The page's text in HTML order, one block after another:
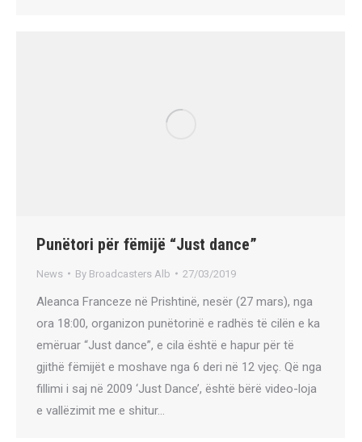
Punëtori për fëmijë “Just dance”
News By Broadcasters Alb 27/03/2019
Aleanca Franceze në Prishtinë, nesër (27 mars), nga
ora 18:00, organizon punëtorinë e radhës të cilën e ka
emëruar “Just dance”, e cila është e hapur për të
gjithë fëmijët e moshave nga 6 deri në 12 vjeç. Që nga
fillimi i saj në 2009 ‘Just Dance’, është bërë video-loja
e vallëzimit me e shitur…